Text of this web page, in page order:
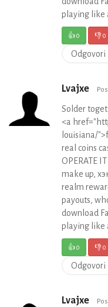
playing like
👍0 👎0
Lvajxe
Solder
<a
louisiana/
real coins
OPERATE
make up,
realm
payouts,
download
playing like
👍0 👎0
Lvajxe